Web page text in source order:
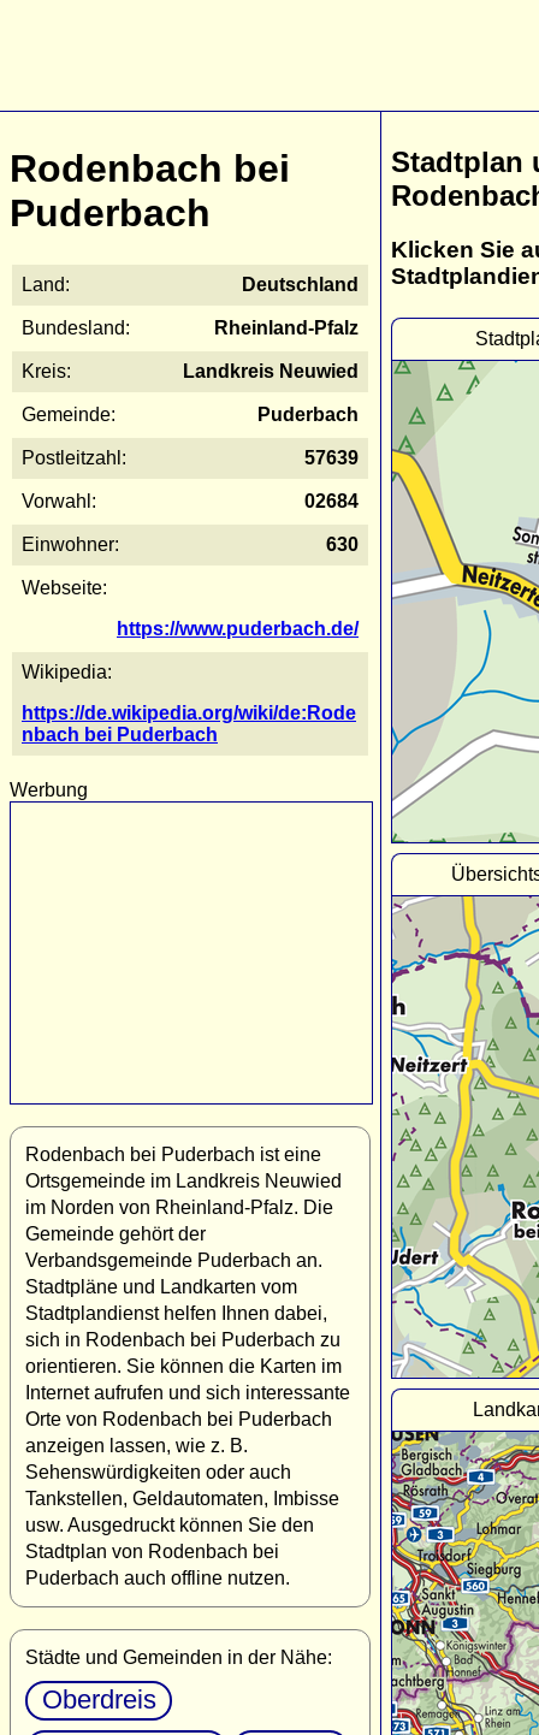
Rodenbach bei
Puderbach
Land: Deutschland
Bundesland: Rheinland-Pfalz
Kreis: Landkreis Neuwied
Gemeinde: Puderbach
Postleitzahl: 57639
Vorwahl: 02684
Einwohner: 630
Webseite:
https://www.puderbach.de/
Wikipedia:
https://de.wikipedia.org/wiki/de:Rode
nbach bei Puderbach
Werbung
Rodenbach bei Puderbach ist eine
Ortsgemeinde im Landkreis Neuwied
im Norden von Rheinland-Pfalz. Die
Gemeinde gehört der
Verbandsgemeinde Puderbach an.
Stadtpläne und Landkarten vom
Stadtplandienst helfen Ihnen dabei,
sich in Rodenbach bei Puderbach zu
orientieren. Sie können die Karten im
Internet aufrufen und sich interessante
Orte von Rodenbach bei Puderbach
anzeigen lassen, wie z. B.
Sehenswürdigkeiten oder auch
Tankstellen, Geldautomaten, Imbisse
usw. Ausgedruckt können Sie den
Stadtplan von Rodenbach bei
Puderbach auch offline nutzen.
Städte und Gemeinden in der Nähe:
Oberdreis
Stadtplan
Klicken Sie